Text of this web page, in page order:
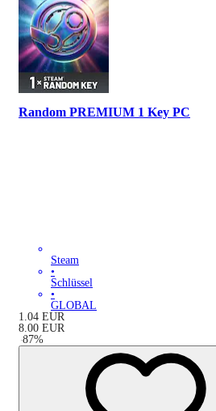
Random PREMIUM 1 Key PC
Steam
•
Schlüssel
•
GLOBAL
1.04 EUR
8.00 EUR
-87%